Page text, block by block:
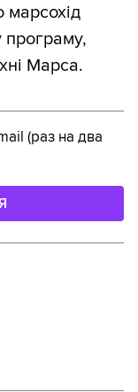
марсохід
програму,
Марса.
(раз на два